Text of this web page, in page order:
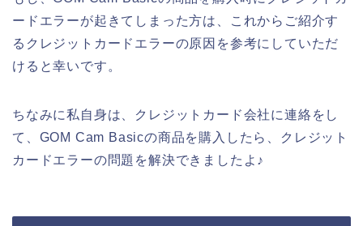
ードエラーが起きてしまった方は、これからご紹介す
るクレジットカードエラーの原因を参考にしていただ
けると幸いです。
ちなみに私自身は、クレジットカード会社に連絡をし
て、GOM Cam Basicの商品を購入したら、クレジット
カードエラーの問題を解決できましたよ♪